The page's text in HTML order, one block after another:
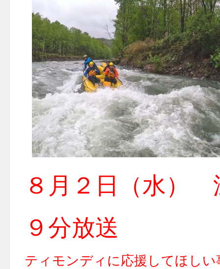
８月２日（水）
９分放送
ティモンディに応援してほしい